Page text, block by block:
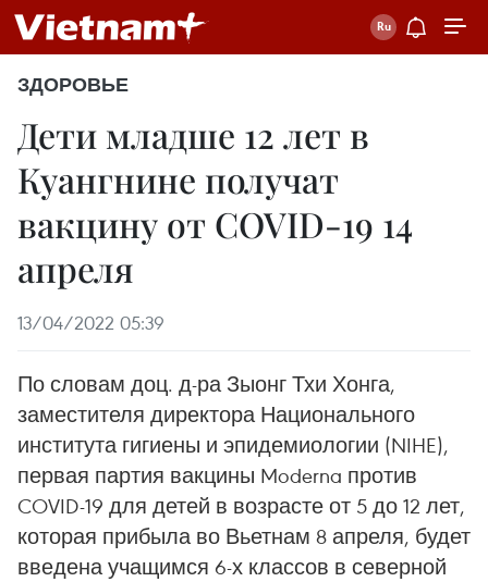
ЗДОРОВЬЕ
Дети младше 12 лет в
Куангнине получат
вакцину от COVID-19 14
апреля
13/04/2022 05:39
По словам доц. д-ра Зыонг Тхи Хонга,
заместителя директора Национального
института гигиены и эпидемиологии (NIHE),
первая партия вакцины Moderna против
COVID-19 для детей в возрасте от 5 до 12 лет,
которая прибыла во Вьетнам 8 апреля, будет
введена учащимся 6-х классов в северной